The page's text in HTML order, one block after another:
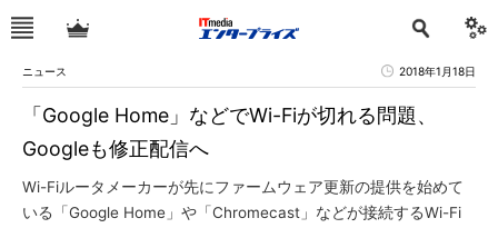
ニュース 2018年1月18日
「Google Home」などでWi-Fiが切れる問題、
Googleも修正配信へ
Wi-Fiルータメーカーが先にファームウェア更新の提供を始めて
いる「Google Home」や「Chromecast」などが接続するWi-Fi